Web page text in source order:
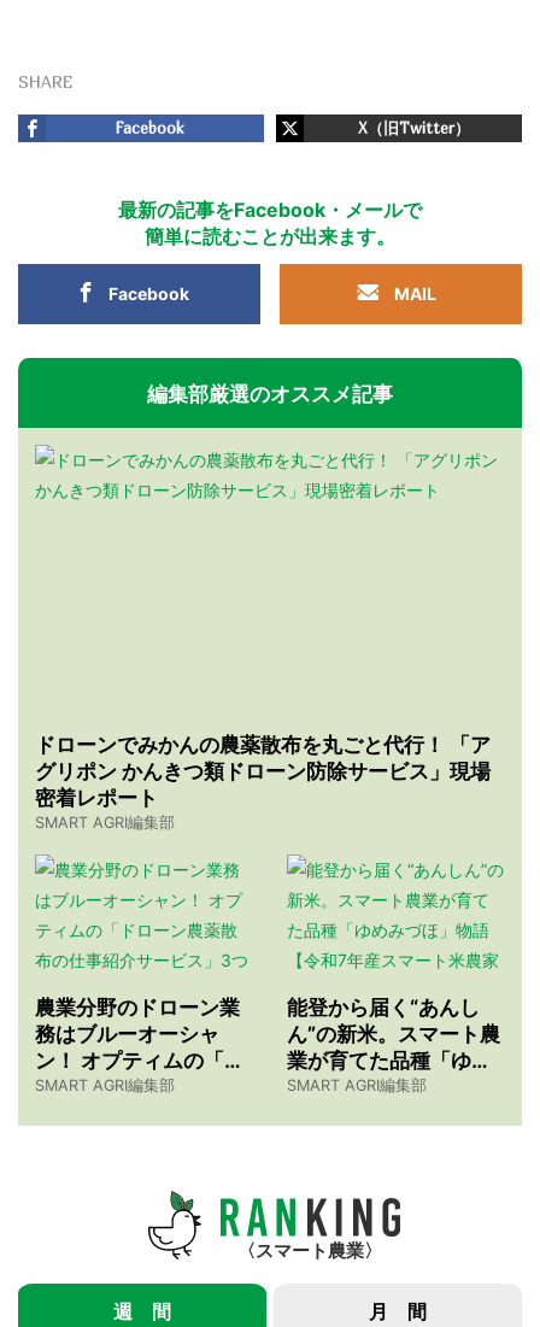
SHARE
Facebook X（旧Twitter）
最新の記事をFacebook・メールで
簡単に読むことが出来ます。
Facebook MAIL
編集部厳選のオススメ記事
ドローンでみかんの農薬散布を丸ごと代行！ 「ア
グリポン かんきつ類ドローン防除サービス」現場
密着レポート
SMART AGRI編集部
農業分野のドローン業
務はブルーオーシャ
ン！ オプティムの「ド
ローン農薬散布の仕事
SMART AGRI編集部
能登から届く“あんし
ん”の新米。スマート農
業が育てた品種「ゆめ
みづほ」物語 【令和7
SMART AGRI編集部
スマート農業
週 間 月 間